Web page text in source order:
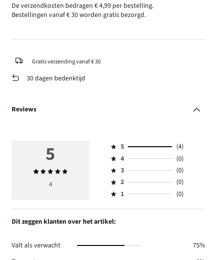
De verzendkosten bedragen € 4,99 per bestelling.
Bestellingen vanaf € 30 worden gratis bezorgd.
Gratis verzending vanaf € 30
30 dagen bedenktijd
Reviews
5
Gemiddelde
beoordeling
4
Beoordeling
5,
aantal
reviews
4.
5
(4)
Beoordeling
4,
aantal
reviews
4
(0)
Beoordeling
3,
aantal
3
(0)
Beoordeling
2,
0.
2
(0)
Beoordeling
1,
aantal
reviews
1 (0)
Dit zeggen klanten over het artikel:
Valt als verwacht
75%